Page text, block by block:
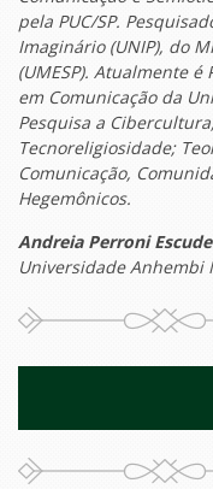
pela PUC/SP.
Imaginário (UNIP), do
(UMESP). Atualmente
em Comunicação da
Pesquisa a
Tecnoreligiosidade;
Comunicação,
Hegemônicos.
Andreia Perroni
Universidade Anhembi